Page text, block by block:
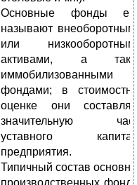
Основные фонды
называют
или
активами, а
иммобилизованными
фондами; в
оценке они
значительную
уставного
предприятия.
Типичный состав